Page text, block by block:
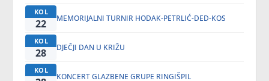
KOL
22 MEMORIJALNI TURNIR HODAK-PETRLIĆ-DED-KOS
KOL
28 DJEČJI DAN U KRIŽU
KOL
KONCERT GLAZBENE GRUPE RINGIŠPIL